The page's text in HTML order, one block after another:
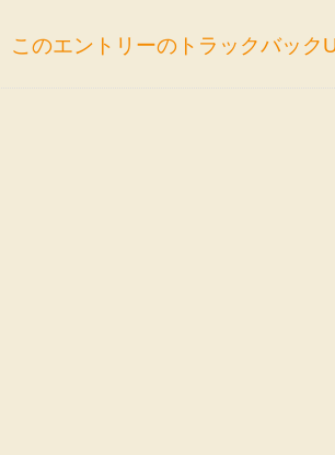
このエントリーのトラックバック